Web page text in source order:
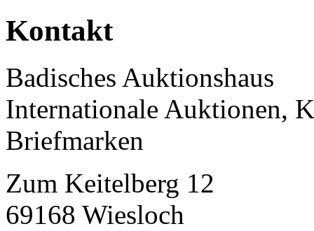
Kontakt
Badisches Auktionshaus
Internationale Auktionen,
Briefmarken
Zum Keitelberg 12
69168 Wiesloch